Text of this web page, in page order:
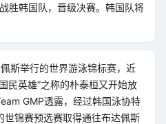
胜韩国队，晋级决赛。韩国队将
斯举行的世界游泳锦标赛，近
民英雄”之称的朴泰桓又开始放
GMP透露，经过韩国泳协特
世锦赛预选赛取得通往布达佩斯